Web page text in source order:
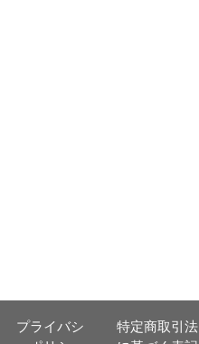
プライバシ
特定商取引法